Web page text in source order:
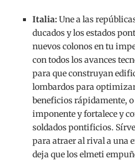
Italia:Une a las
ducados y los estados
nuevos colonos en tu
con todos los avances
para que construyan
lombardos para
beneficios rápidamente,
imponente y fortalece y
soldados pontificios.
para atraer al rival a una
deja que los elmeti